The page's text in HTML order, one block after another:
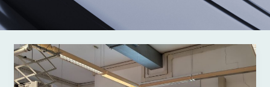
Ferrara,
08/06/2026
|